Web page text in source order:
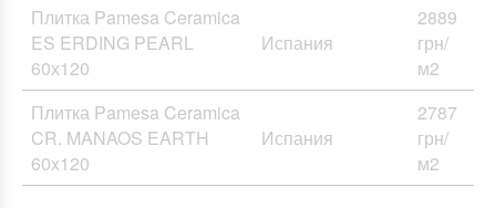
Плитка Pamesa Ceramica
ES ERDING PEARL
60х120
Испания
2889
грн/
м2
Плитка Pamesa Ceramica
CR. MANAOS EARTH
60x120
Испания
2787
грн/
м2